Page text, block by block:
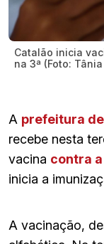
Catalão inicia
na 3ª (Foto:
A prefeitura
recebe nesta
vacina contra
inicia a
A vacinação,